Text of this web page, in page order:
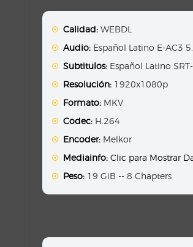
Calidad: WEBDL
Audio: Español Latino E-AC3
Subtitulos: Español Latino
Resolución: 1920x1080p
Formato: MKV
Codec: H.264
Encoder: Melkor
Mediainfo: Clic para Mostrar
Peso: 19 GiB -- 8 Chapters